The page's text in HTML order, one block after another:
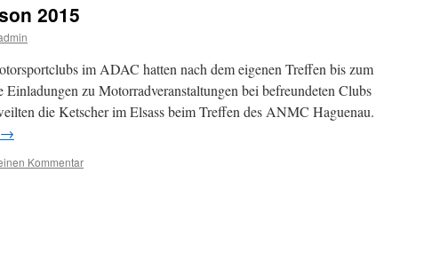
2015
im ADAC hatten nach dem eigenen Treffen bis zum
zu Motorradveranstaltungen bei befreundeten Clubs
die Ketscher im Elsass beim Treffen des ANMC Haguenau.
→
Kommentar